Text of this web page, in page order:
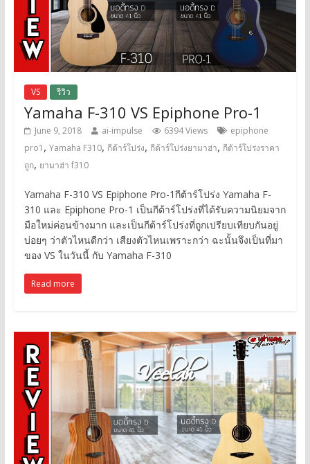
VS รีวิว
Yamaha F-310 VS Epiphone Pro-1
June 9, 2018 ai-impulse 6394 Views
epiphone
pro1 , Yamaha F310, กีต้าร์โปร่ง, กีต้าร์โปร่งยามาฮ่า, กีต้าร์โปร่งราคา
ถูก, ยามาฮ่า f310
Yamaha F-310 VS Epiphone Pro-1กีต้าร์โปร่ง Yamaha F-
310 และ Epiphone Pro-1 เป็นกีต้าร์โปร่งที่ได้รับความนิยมจาก
มือใหม่ค่อนข้างมาก และเป็นกีต้าร์โปร่งที่ถูกเปรียบเทียบกันอยู่
บ่อยๆ ว่าตัวไหนดีกว่า เสียงตัวไหนเพราะกว่า ฉะนั้นจึงเป็นที่มา
ของ VS ในวันนี้ กับ Yamaha F-310
Read more